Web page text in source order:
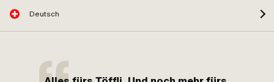
Deutsch